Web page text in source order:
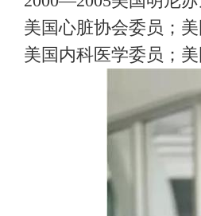
美国心脏协会委员；
美国内科医学委员；